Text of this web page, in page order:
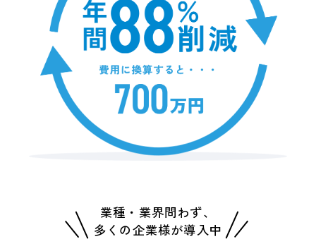
業種・業界問わず、
多くの企業様が導入中